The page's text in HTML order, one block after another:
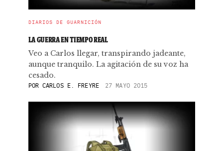
DIARIOS DE GUARNICIÓN
LA GUERRA EN TIEMPO REAL
Veo a Carlos llegar, transpirando jadeante,
aunque tranquilo. La agitación de su voz ha
cesado.
PORCARLOS E. FREYRE 27 MAYO 2015